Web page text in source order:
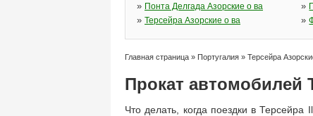
» Понта Делгада Азорские о ва »
» Терсейра Азорские о ва »
Главная страница » Португалия » Терсейра
Прокат автомобилей
Что делать, когда поездки в